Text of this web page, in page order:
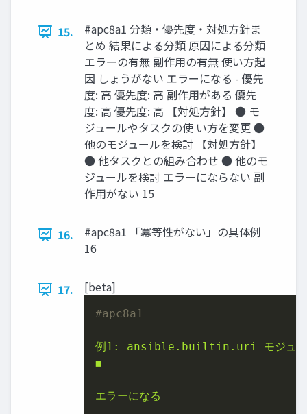
15.
#apc8a1 分類・優先度・対処方針ま
とめ 結果による分類 原因による分類
エラーの有無 副作用の有無 使い方起
因 しょうがない エラーになる - 優先
度: 高 優先度: 高 副作用がある 優先
度: 高 優先度: 高 【対処方針】 ● モ
ジュールやタスクの使 い方を変更 ●
他のモジュールを検討 【対処方針】
● 他タスクとの組み合わせ ● 他のモ
ジュールを検討 エラーにならない 副
作用がない 15
16.
#apc8a1 「冪等性がない」の具体例
16
17. [beta]
#apc8a1
例1: ansible.builtin.uri
モジュ
◼
エラーになる